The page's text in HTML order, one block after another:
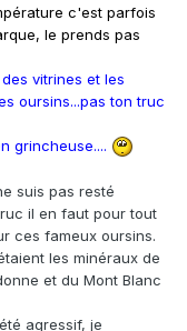
c'est parfois
le prends pas
vitrines et les
oursins...pas ton truc
grincheuse....
suis pas resté
il en faut pour tout
ces fameux oursins.
les minéraux de
et du Mont Blanc
agressif, je